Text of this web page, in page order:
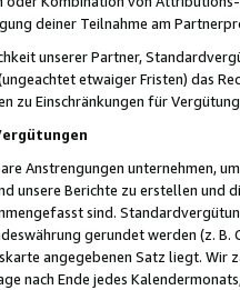
deiner Teilnahme am
unserer Partner,
etwaiger Fristen) das
zu Einschränkungen für
Anstrengungen unternehmen,
unsere Berichte zu erstellen und
sind.
gerundet werden (z.
angegebenen Satz liegt.
nach Ende jedes